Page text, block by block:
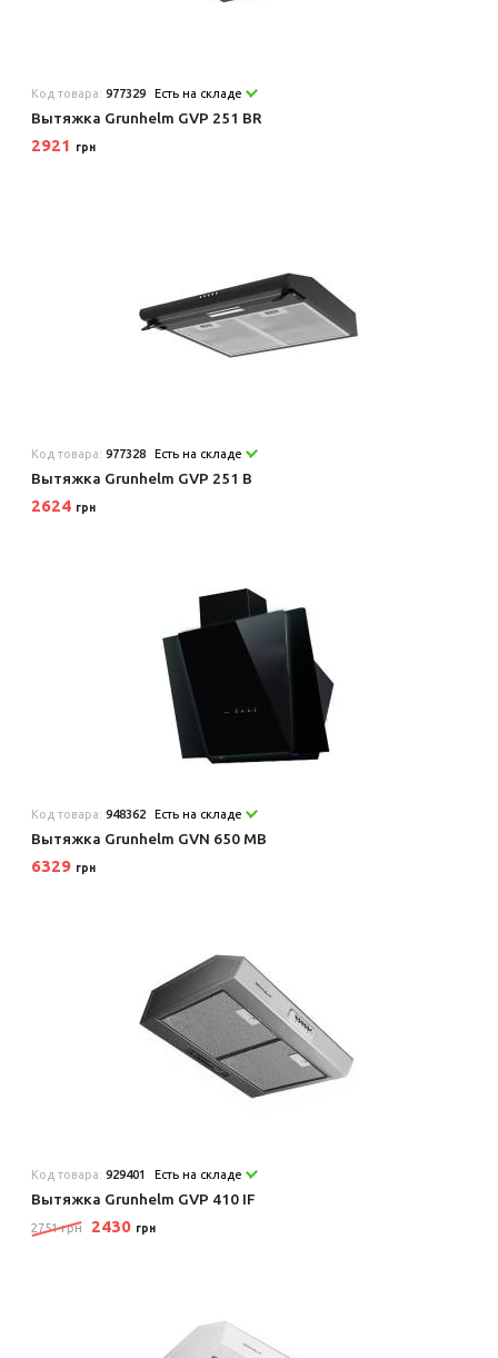
Код товара:977329 Есть на складе
Вытяжка Grunhelm GVP 251 BR
2921 грн
Код товара:977328 Есть на складе
Вытяжка Grunhelm GVP 251 B
2624 грн
Код товара:948362 Есть на складе
Вытяжка Grunhelm GVN 650 MB
6329 грн
Код товара:929401 Есть на складе
Вытяжка Grunhelm GVP 410 IF
2751 грн 2430 грн